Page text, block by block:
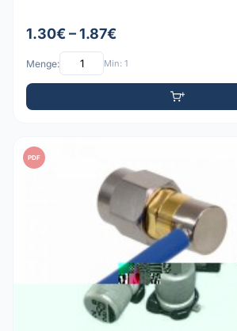
1.30€ – 1.87€
Menge: Min: 1
PDF